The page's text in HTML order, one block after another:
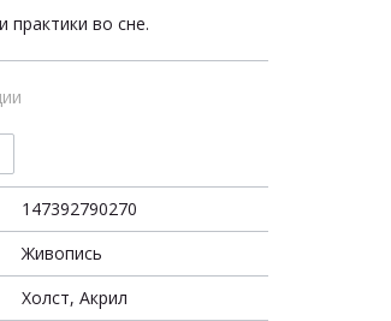
во сне.
147392790270
Живопись
Холст, Акрил